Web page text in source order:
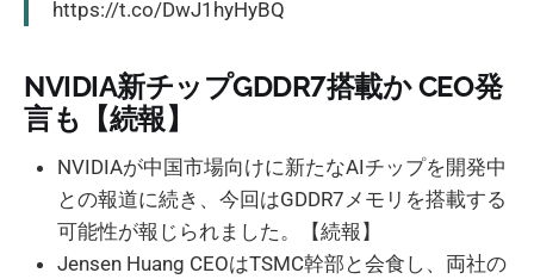
https://t.co/DwJ1hyHyBQ
NVIDIA新チップGDDR7搭載か CEO発
言も【続報】
NVIDIAが中国市場向けに新たなAIチップを開発中
との報道に続き、今回はGDDR7メモリを搭載する
可能性が報じられました。【続報】
Jensen Huang CEOはTSMC幹部と会食し、両社の